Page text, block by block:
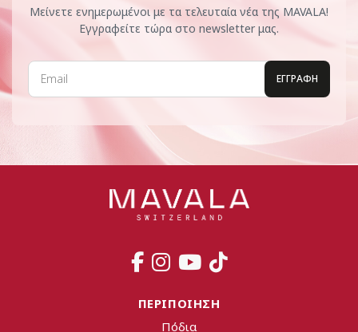
Μείνετε ενημερωμένοι με τα τελευταία νέα της MAVALA!
Εγγραφείτε τώρα στο newsletter μας.
ΠΕΡΙΠΟΙΗΣΗ
Πόδια